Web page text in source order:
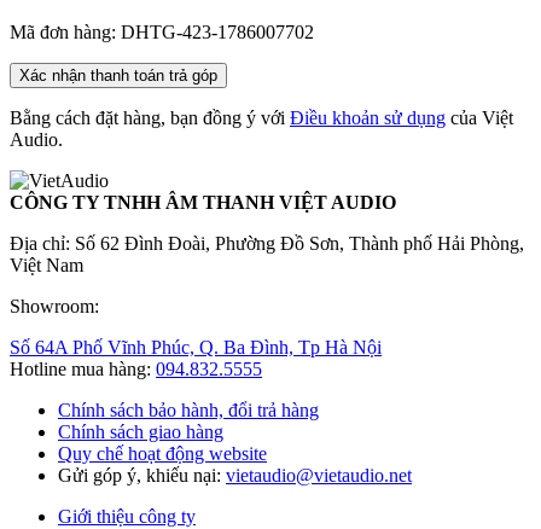
Mã đơn hàng: DHTG-423-1786007702
Xác nhận thanh toán trả góp
Bằng cách đặt hàng, bạn đồng ý với Điều khoản sử dụng của Việt
Audio.
CÔNG TY TNHH ÂM THANH VIỆT AUDIO
Địa chỉ: Số 62 Đình Đoài, Phường Đồ Sơn, Thành phố Hải Phòng,
Việt Nam
Showroom:
Số 64A Phố Vĩnh Phúc, Q. Ba Đình, Tp Hà Nội
Hotline mua hàng: 094.832.5555
Chính sách bảo hành, đổi trả hàng
Chính sách giao hàng
Quy chế hoạt động website
Gửi góp ý, khiếu nại: vietaudio@vietaudio.net
Giới thiệu công ty